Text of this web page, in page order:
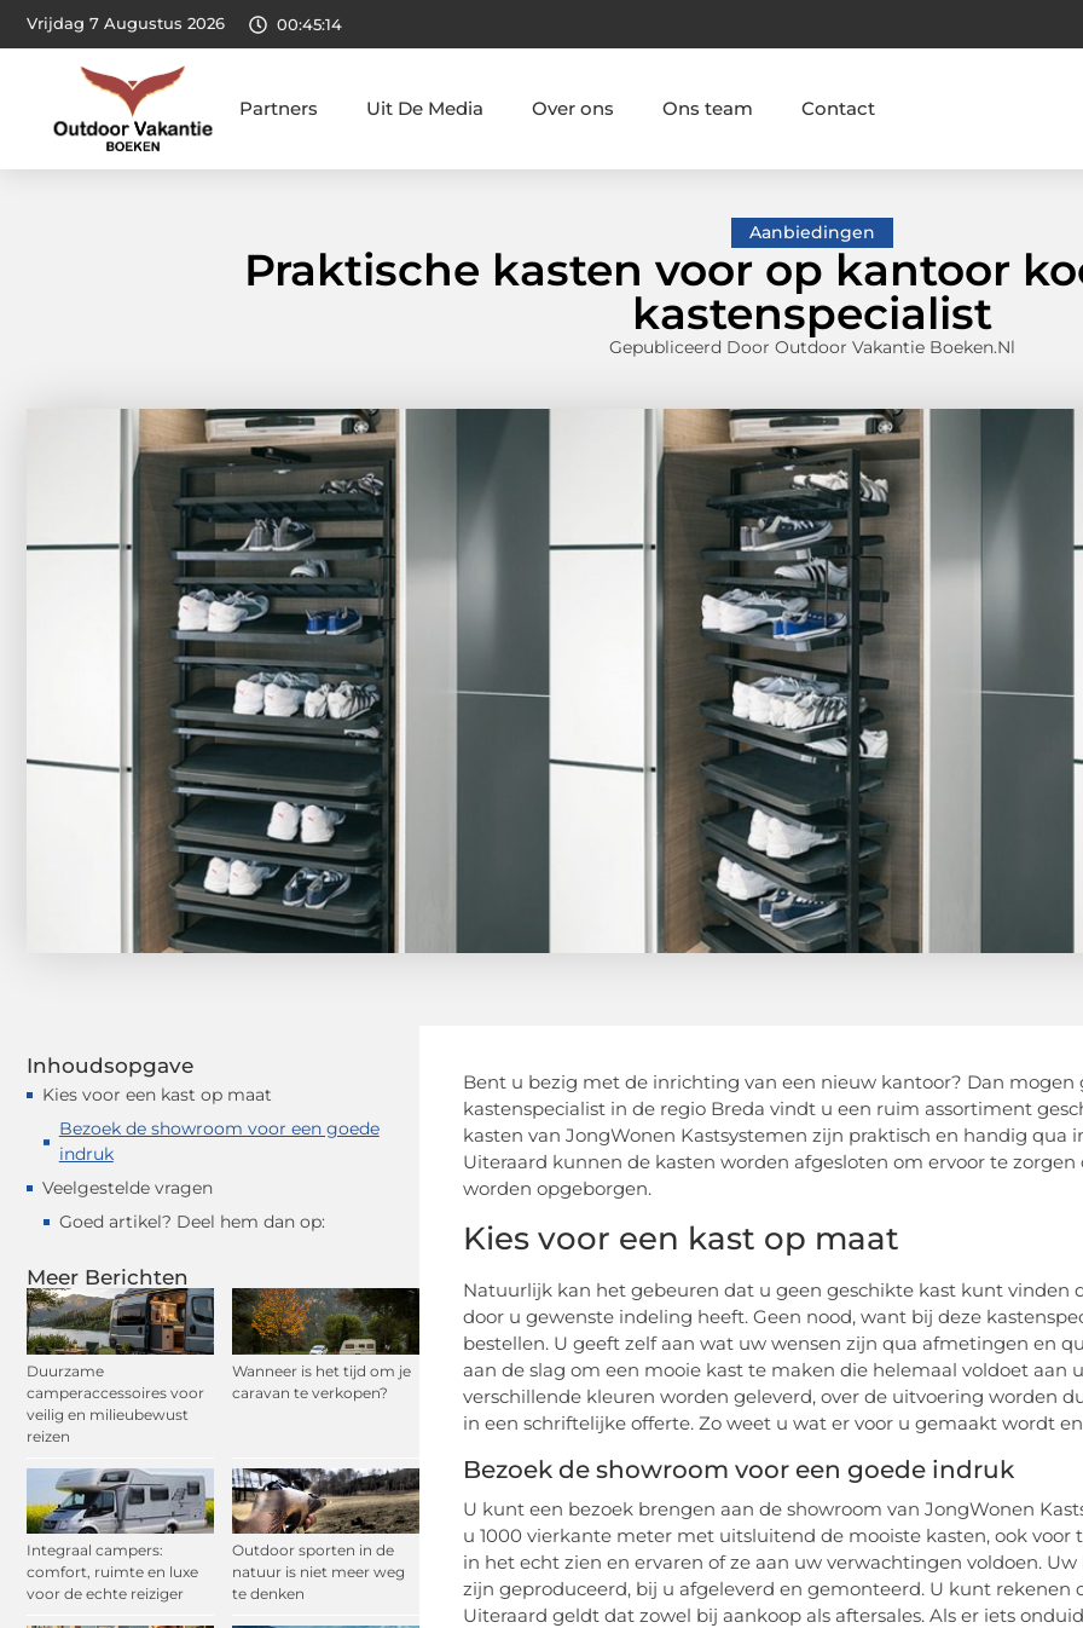
Vrijdag 7 Augustus 2026 00:45:15
Partners Uit De Media Over ons Ons team Contact
Aanbiedingen
Praktische kasten voor op kantoor
kastenspecialist
Gepubliceerd Door Outdoor Vakantie Boeken.nl
Inhoudsopgave
Kies voor een kast op maat
Bezoek de showroom voor een goede
indruk
Veelgestelde vragen
Goed artikel? Deel hem dan op:
Meer Berichten
Duurzame
camperaccessoires voor
veilig en milieubewust
reizen
Wanneer is het tijd om je
caravan te verkopen?
Integraal campers:
comfort, ruimte en luxe
voor de echte reiziger
Outdoor sporten in de
natuur is niet meer weg
te denken
Bent u bezig met de inrichting van een nieuw kantoor? Dan
kastenspecialist in de regio Breda vindt u een ruim assortiment
kasten van JongWonen Kastsystemen zijn praktisch en handig qua
Uiteraard kunnen de kasten worden afgesloten om ervoor te
worden opgeborgen.
Kies voor een kast op maat
Natuurlijk kan het gebeuren dat u geen geschikte kast kunt vinden
door u gewenste indeling heeft. Geen nood, want bij deze
bestellen. U geeft zelf aan wat uw wensen zijn qua afmetingen en
aan de slag om een mooie kast te maken die helemaal voldoet aan
verschillende kleuren worden geleverd, over de uitvoering worden
in een schriftelijke offerte. Zo weet u wat er voor u gemaakt wordt
Bezoek de showroom voor een goede indruk
U kunt een bezoek brengen aan de showroom van JongWonen
u 1000 vierkante meter met uitsluitend de mooiste kasten, ook
in het echt zien en ervaren of ze aan uw verwachtingen voldoen.
zijn geproduceerd, bij u afgeleverd en gemonteerd. U kunt rekenen
Uiteraard geldt dat zowel bij aankoop als aftersales. Als er iets